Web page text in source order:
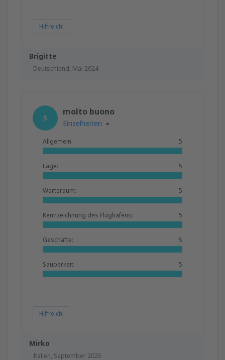
Brigitte
Deutschland, Mai 2024
Hilfreich!
Mirko
Italien, September 2025
5
molto buono
Einzelheiten
Allgemein: 5
Lage: 5
Warteraum: 5
Kennzeichnung des Flughafens: 5
Geschäfte: 5
Sauberkeit: 5
Hilfreich!